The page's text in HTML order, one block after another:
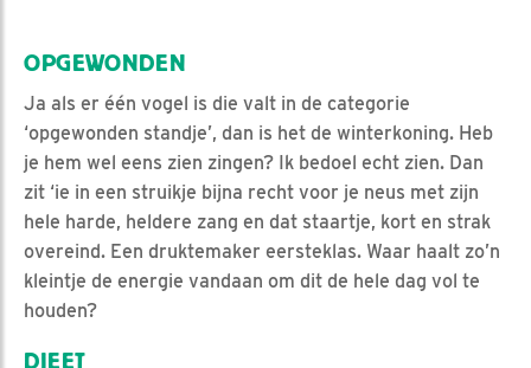
OPGEWONDEN
Ja als er één vogel is die valt in de categorie
‘opgewonden standje’, dan is het de winterkoning. Heb
je hem wel eens zien zingen? Ik bedoel echt zien. Dan
zit ‘ie in een struikje bijna recht voor je neus met zijn
hele harde, heldere zang en dat staartje, kort en strak
overeind. Een druktemaker eersteklas. Waar haalt zo’n
kleintje de energie vandaan om dit de hele dag vol te
houden?
DIEET